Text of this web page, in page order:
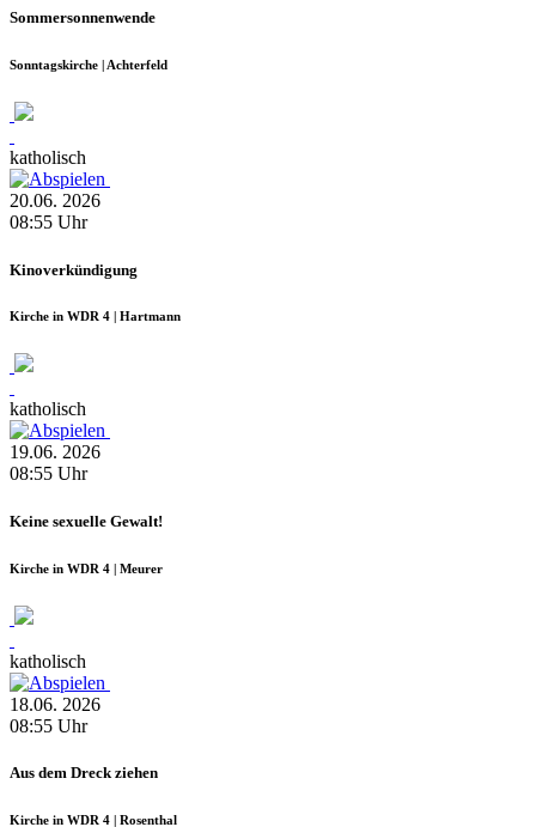
Sommersonnenwende
Sonntagskirche | Achterfeld
katholisch
20.06. 2026
08:55 Uhr
Kinoverkündigung
Kirche in WDR 4 | Hartmann
katholisch
19.06. 2026
08:55 Uhr
Keine sexuelle Gewalt!
Kirche in WDR 4 | Meurer
katholisch
18.06. 2026
08:55 Uhr
Aus dem Dreck ziehen
Kirche in WDR 4 | Rosenthal